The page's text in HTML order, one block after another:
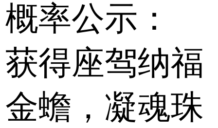
概率公示：
获得座驾纳福
金蟾，凝魂珠